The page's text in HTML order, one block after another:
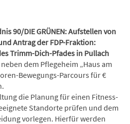
90/DIE GRÜNEN: Aufstellen von
Antrag der FDP-Fraktion:
Trimm-Dich-Pfades in Pullach
dem Pflegeheim „Haus am
Bewegungs-Parcours für €
die Planung für einen Fitness-
Standorte prüfen und dem
vorlegen. Hierfür werden